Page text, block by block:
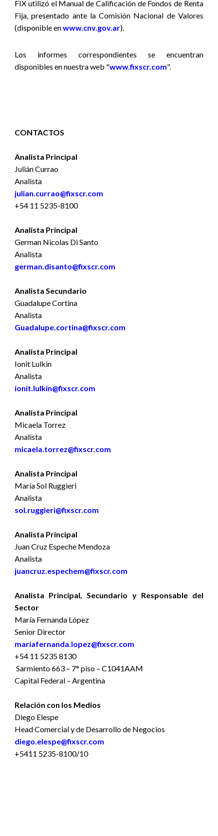
FIX utilizó el Manual de Calificación de Fondos de Renta
Fija,presentado ante la Comisión Nacional de Valores
(disponible enwww.cnv.gov.ar).
Los informes correspondientes se encuentran
disponibles en nuestra web "www.fixscr.com".
CONTACTOS
Analista Principal
Julián Currao
Analista
julian.currao@fixscr.com
+54 11 5235-8100
Analista Principal
German Nicolas Di Santo
Analista
german.disanto@fixscr.com
Analista Secundario
Guadalupe Cortina
Analista
Guadalupe.cortina@fixscr.com
Analista Principal
Ionit Lulkin
Analista
ionit.lulkin@fixscr.com
Analista Principal
Micaela Torrez
Analista
micaela.torrez@fixscr.com
Analista Principal
María Sol Ruggieri
Analista
sol.ruggieri@fixscr.com
Analista Principal
Juan Cruz Espeche Mendoza
Analista
juancruz.espechem@fixscr.com
Analista Principal, Secundario y Responsable del
Sector
María Fernanda López
Senior Director
mariafernanda.lopez@fixscr.com
+54 11 5235 8130
Sarmiento 663 – 7° piso – C1041AAM
Capital Federal – Argentina
Relación con los Medios
Diego Elespe
Head Comercial y de Desarrollo de Negocios
diego.elespe@fixscr.com
+5411 5235-8100/10